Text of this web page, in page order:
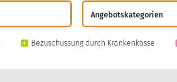
Angebotskategorien
Digitale Angebote
Bezuschussung durch Krankenkasse